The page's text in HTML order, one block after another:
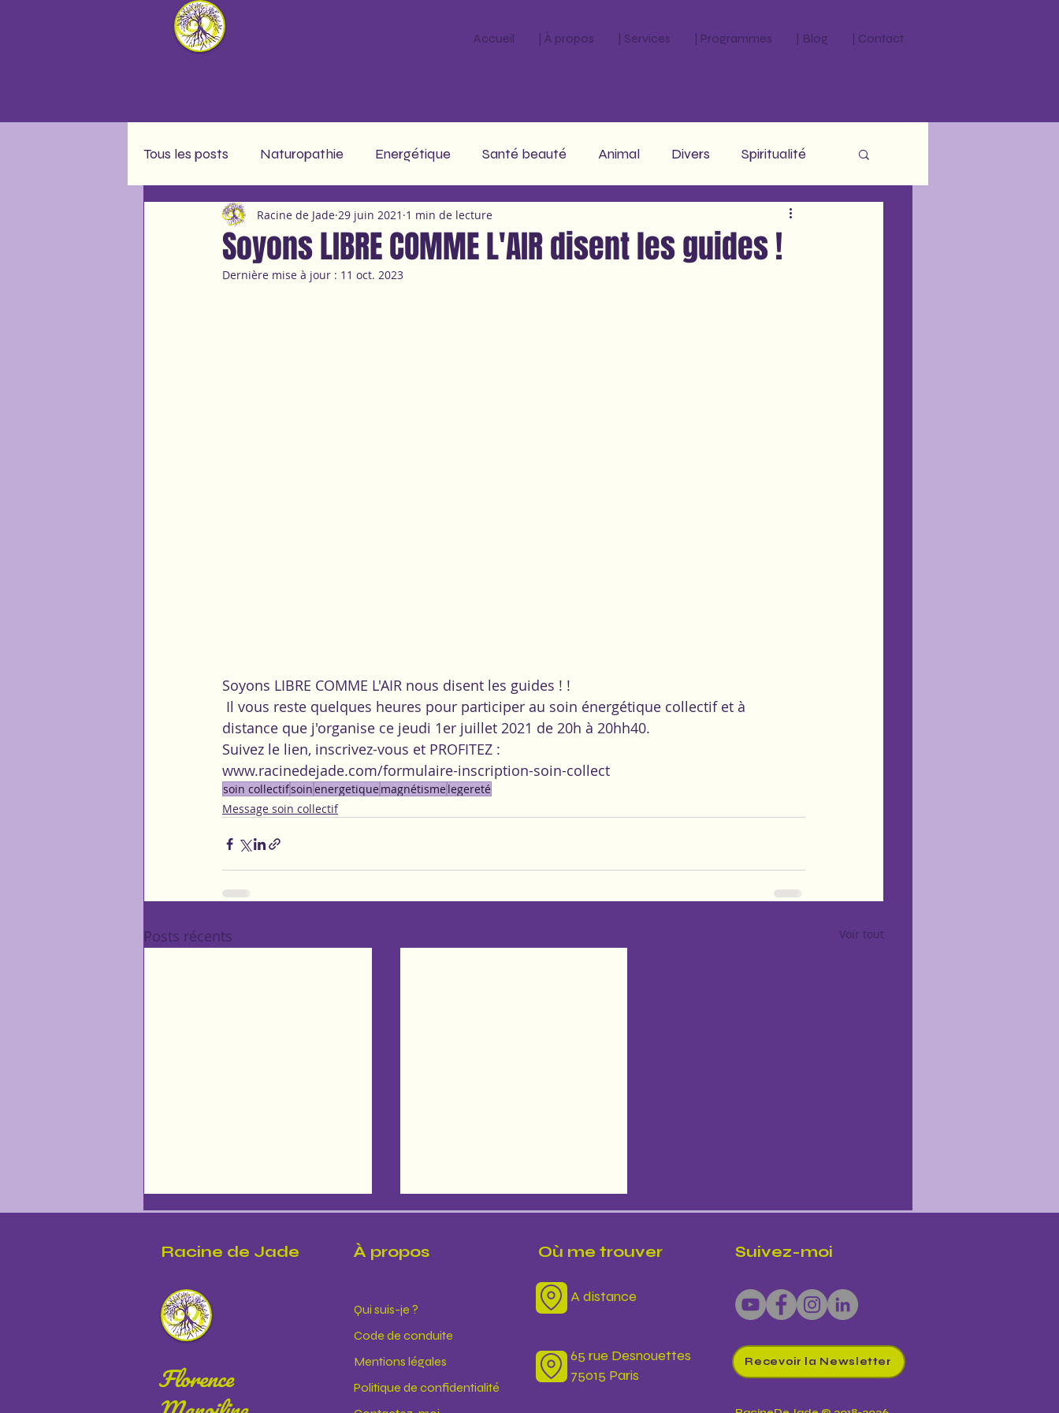
Accueil | À propos | Services | Programmes | Blog | Contact
Tous les posts Naturopathie Energétique Santé beauté Animal Divers Spiritualité
Message soin collectif Astro
Soyons LIBRE COMME L'AIR disent les guides !
Racine de Jade 29 juin 2021 1 min de lecture
Dernière mise à jour : 11 oct. 2023
Soyons LIBRE COMME L'AIR nous disent les guides ! !
distance que j'organise ce jeudi 1er juillet 2021 de 20h à 20hh40.
Suivez le lien, inscrivez-vous et PROFITEZ :
www.racinedejade.com/formulaire-inscription-soin-collect
soin collectifsoinenergetique magnétisme legereté
Message soin collectif
Posts récents Voir tout
collectif du 01/07/2026
Au seuil du solstice - Soin
collectif 1/6/2026
Racine de Jade À propos
Qui suis-je ?
Code de conduite
Mentions légales
Politique de confidentialité
Où me trouver
A distance
65 rue Desnouettes
75015 Paris
Suivez-moi
Recevoir la Newsletter
Florence